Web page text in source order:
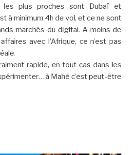
les plus proches sont Dubaï et
à minimum 4h de vol, et ce ne sont
marchés du digital. A moins de
avec l’Afrique, ce n’est pas
rapide, en tout cas dans les
à Mahé c’est peut-être